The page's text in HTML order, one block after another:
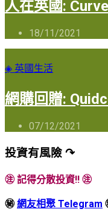
人在英國:
18/11/2021
◈ 英國生活
網購回贈:
07/12/2021
投資有風險 ↷
㊟ 記得分散投資!! ㊟
㊙ 網友相聚 Telegram